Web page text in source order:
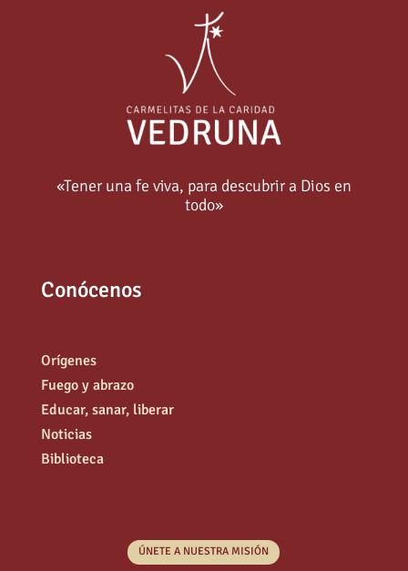
«Tener una fe viva, para descubrir a Dios en
todo»
Conócenos
Orígenes
Fuego y abrazo
Educar, sanar, liberar
Noticias
Biblioteca
ÚNETE A NUESTRA MISIÓN